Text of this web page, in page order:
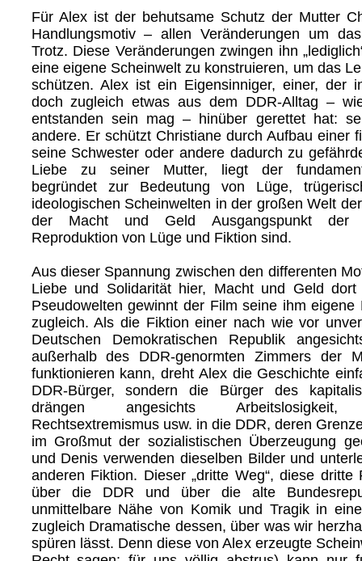
Für Alex ist der behutsame Schutz der Mutter
Handlungsmotiv – allen Veränderungen um
Trotz. Diese Veränderungen zwingen ihn
eine eigene Scheinwelt zu konstruieren, um das
schützen. Alex ist ein Eigensinniger, einer, der
doch zugleich etwas aus dem DDR-Alltag –
entstanden sein mag – hinüber gerettet hat:
andere. Er schützt Christiane durch Aufbau einer
seine Schwester oder andere dadurch zu
Liebe zu seiner Mutter, liegt der
begründet zur Bedeutung von Lüge,
ideologischen Scheinwelten in der großen Welt
der Macht und Geld Ausgangspunkt der
Reproduktion von Lüge und Fiktion sind.
Aus dieser Spannung zwischen den differenten
Liebe und Solidarität hier, Macht und Geld
Pseudowelten gewinnt der Film seine ihm eigene
zugleich. Als die Fiktion einer nach wie vor
Deutschen Demokratischen Republik
außerhalb des DDR-genormten Zimmers der
funktionieren kann, dreht Alex die Geschichte
DDR-Bürger, sondern die Bürger des
drängen angesichts Arbeitslosigkeit,
Rechtsextremismus usw. in die DDR, deren
im Großmut der sozialistischen Überzeugung
und Denis verwenden dieselben Bilder und
anderen Fiktion. Dieser „dritte Weg“, diese dritte
über die DDR und über die alte
unmittelbare Nähe von Komik und Tragik in
zugleich Dramatische dessen, über was wir
spüren lässt. Denn diese von Alex erzeugte